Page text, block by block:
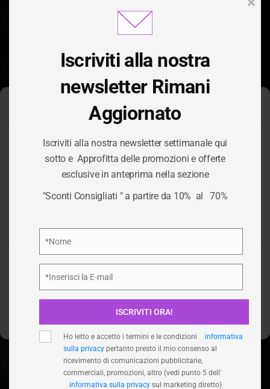
Gestisci Consenso Cookie
Per fornire le migliori esperienze, utilizziamo tecnologie come i
cookie per memorizzare e/o accedere alle informazioni del
dispositivo. Il consenso a queste tecnologie ci permetterà di
elaborare dati come il comportamento di navigazione o ID unici
Accetta
Nega
Visualizza le preferenze
CATEGORIA:
IGIENE PERSONA
HOME
Iscriviti alla nostra
newsletter Rimani
Aggiornato
Iscriviti alla nostra newsletter settimanale qui
sotto e Approfitta delle promozioni e offerte
esclusive in anteprima nella sezione
"Sconti Consigliati " a partire da 10% al 70%
*Nome
*Inserisci la E-mail
ISCRIVITI ORA!
Ho letto e accetto i termini e le condizioni
informativa
sulla privacy pertanto presto il mio consenso al
ricevimento di comunicazioni pubblicitarie,
commerciali, promozioni, altro (vedi punto 5 dell'
informativa sulla privacy sul marketing diretto)